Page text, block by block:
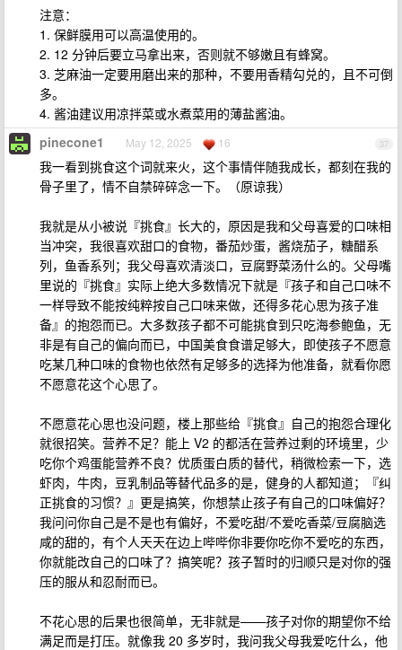
注意：
1. 保鲜膜用可以高温使用的。
2. 12 分钟后要立马拿出来，否则就不够嫩且有蜂窝。
3. 芝麻油一定要用磨出来的那种，不要用香精勾兑的，且不可倒
多。
4. 酱油建议用凉拌菜或水煮菜用的薄盐酱油。
37
pinecone1 May 12, 2025 16
我一看到挑食这个词就来火，这个事情伴随我成长，都刻在我的
骨子里了，情不自禁碎碎念一下。（原谅我）
我就是从小被说『挑食』长大的，原因是我和父母喜爱的口味相
当冲突，我很喜欢甜口的食物，番茄炒蛋，酱烧茄子，糖醋系
列，鱼香系列；我父母喜欢清淡口，豆腐野菜汤什么的。父母嘴
里说的『挑食』实际上绝大多数情况下就是『孩子和自己口味不
一样导致不能按纯粹按自己口味来做，还得多花心思为孩子准
备』的抱怨而已。大多数孩子都不可能挑食到只吃海参鲍鱼，无
非是有自己的偏向而已，中国美食食谱足够大，即使孩子不愿意
吃某几种口味的食物也依然有足够多的选择为他准备，就看你愿
不愿意花这个心思了。
不愿意花心思也没问题，楼上那些给『挑食』自己的抱怨合理化
就很招笑。营养不足？能上 V2 的都活在营养过剩的环境里，少
吃你个鸡蛋能营养不良？优质蛋白质的替代，稍微检索一下，选
虾肉，牛肉，豆乳制品等替代品多的是，健身的人都知道；『纠
正挑食的习惯？』更是搞笑，你想禁止孩子有自己的口味偏好？
我问问你自己是不是也有偏好，不爱吃甜/不爱吃香菜/豆腐脑选
咸的甜的，有个人天天在边上哔哔你非要你吃你不爱吃的东西，
你就能改自己的口味了？搞笑呢？孩子暂时的归顺只是对你的强
压的服从和忍耐而已。
不花心思的后果也很简单，无非就是——孩子对你的期望你不给
满足而是打压。就像我 20 多岁时，我问我父母我爱吃什么，他